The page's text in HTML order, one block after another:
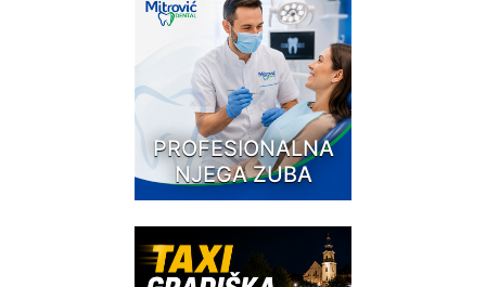
PROFESIONALNA
NJEGA ZUBA